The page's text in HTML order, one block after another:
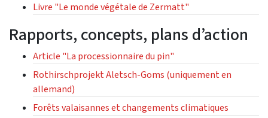
Livre "Le monde végétale de Zermatt"
Rapports, concepts, plans d’action
Article "La processionnaire du pin"
Rothirschprojekt Aletsch-Goms (uniquement en
allemand)
Forêts valaisannes et changements climatiques